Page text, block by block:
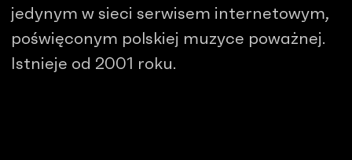
jedynym w sieci serwisem internetowym,
poświęconym polskiej muzyce poważnej.
Istnieje od 2001 roku.